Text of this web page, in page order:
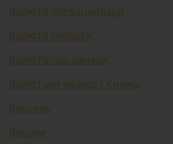
Валюта операциялари
Валюта сиёсати
Валюталаш санаси
Валютани назорат қилиш
Вексель
Вишинг